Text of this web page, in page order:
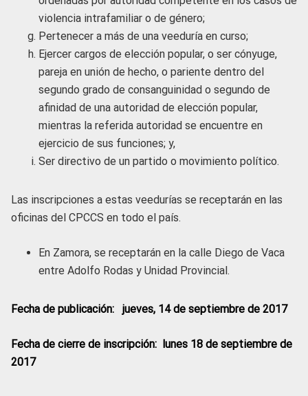
violencia intrafamiliar o de género;
Pertenecer a más de una veeduría en curso;
Ejercer cargos de elección popular, o ser cónyuge,
pareja en unión de hecho, o pariente dentro del
segundo grado de consanguinidad o segundo de
afinidad de una autoridad de elección popular,
mientras la referida autoridad se encuentre en
ejercicio de sus funciones; y,
Ser directivo de un partido o movimiento político.
Las inscripciones a estas veedurías se receptarán en las
oficinas del CPCCS en todo el país.
En Zamora, se receptarán en la calle Diego de Vaca
entre Adolfo Rodas y Unidad Provincial.
Fecha de publicación: jueves, 14 de septiembre de 2017
Fecha de cierre de inscripción: lunes 18 de septiembre de
2017